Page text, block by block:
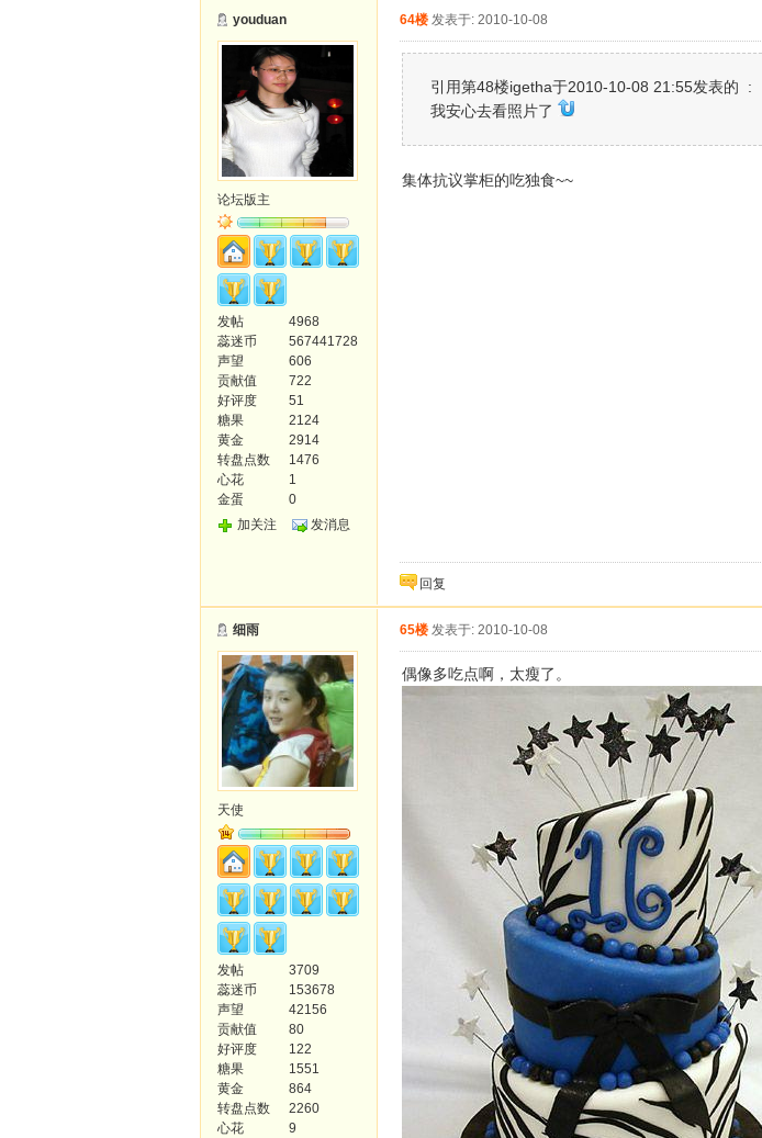
youduan
论坛版主
发帖
4968
蕊迷币
567441728
声望
606
贡献值
722
好评度
51
糖果
2124
黄金
2914
转盘点数
1476
心花
1
金蛋
0
加关注
发消息
64楼 发表于: 2010-10-08
引用第48楼igetha于2010-10-08 21:55发表的 :
我安心去看照片了
集体抗议掌柜的吃独食~~
回复
细雨
天使
发帖
3709
蕊迷币
153678
声望
42156
贡献值
80
好评度
122
糖果
1551
黄金
864
转盘点数
2260
心花
9
65楼 发表于: 2010-10-08
偶像多吃点啊，太瘦了。